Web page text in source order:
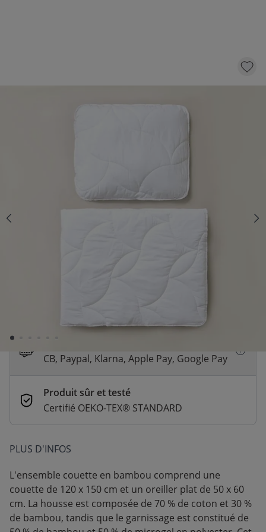
ENSEMBLE COUETTE ET OREILLER |
COUETTE EN BAMBOU 120 X 150 CM
AJOUTER AU PANIER
CB, Paypal, Klarna, Apple Pay, Google Pay
Produit sûr et testé
Certifié OEKO-TEX® STANDARD
PLUS D'INFOS
L'ensemble couette en bambou comprend une
couette de 120 x 150 cm et un oreiller plat de 50 x 60
cm. La housse est composée de 70 % de coton et 30 %
de bambou, tandis que le garnissage est constitué de